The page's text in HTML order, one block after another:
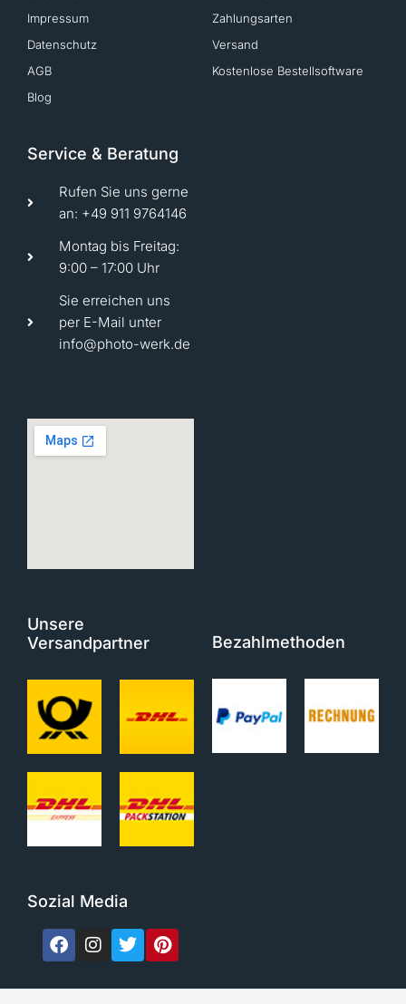
Impressum
Datenschutz
AGB
Blog
Zahlungsarten
Versand
Kostenlose Bestellsoftware
Service & Beratung
Rufen Sie uns gerne
an: +49 911 9764146
Montag bis Freitag:
9:00 – 17:00 Uhr
Sie erreichen uns
per E-Mail unter
info@photo-werk.de
Unsere
Versandpartner
Bezahlmethoden
Sozial Media